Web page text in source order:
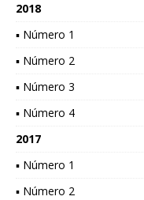
2018
▪ Número 1
▪ Número 2
▪ Número 3
▪ Número 4
2017
▪ Número 1
▪ Número 2